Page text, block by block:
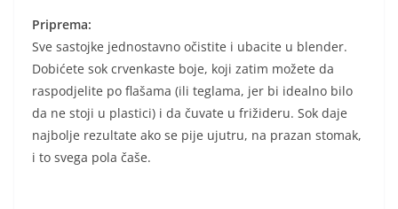
Priprema:
Sve sastojke jednostavno očistite i ubacite u blender.
Dobićete sok crvenkaste boje, koji zatim možete da
raspodjelite po flašama (ili teglama, jer bi idealno bilo
da ne stoji u plastici) i da čuvate u frižideru. Sok daje
najbolje rezultate ako se pije ujutru, na prazan stomak,
i to svega pola čaše.